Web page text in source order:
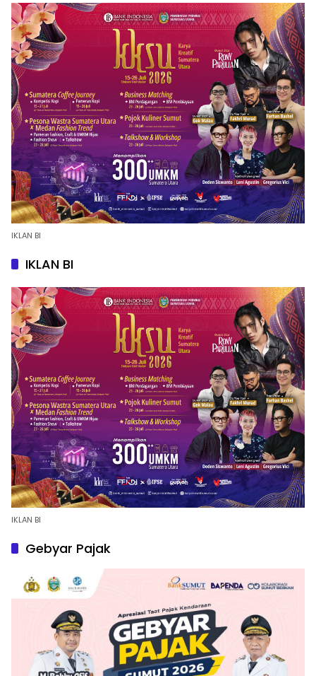
IKLAN BI
IKLAN BI
IKLAN BI
Gebyar Pajak